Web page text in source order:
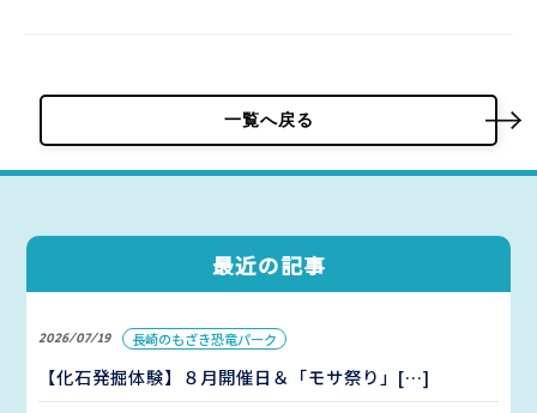
一覧へ戻る
最近の記事
2026/07/19 長崎のもざき恐竜パーク
【化石発掘体験】８月開催日＆「モサ祭り」[…]